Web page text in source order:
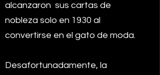
alcanzaron sus cartas de
nobleza solo en 1930 al
convertirse en el gato de moda.
Desafortunadamente, la